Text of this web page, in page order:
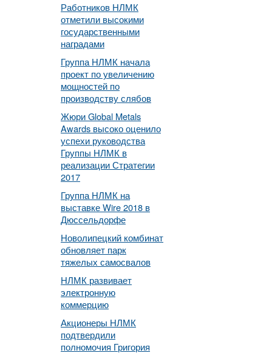
Работников НЛМК
отметили высокими
государственными
наградами
Группа НЛМК начала
проект по увеличению
мощностей по
производству слябов
Жюри Global Metals
Awards высоко оценило
успехи руководства
Группы НЛМК в
реализации Стратегии
2017
Группа НЛМК на
выставке Wire 2018 в
Дюссельдорфе
Новолипецкий комбинат
обновляет парк
тяжелых самосвалов
НЛМК развивает
электронную
коммерцию
Акционеры НЛМК
подтвердили
полномочия Григория